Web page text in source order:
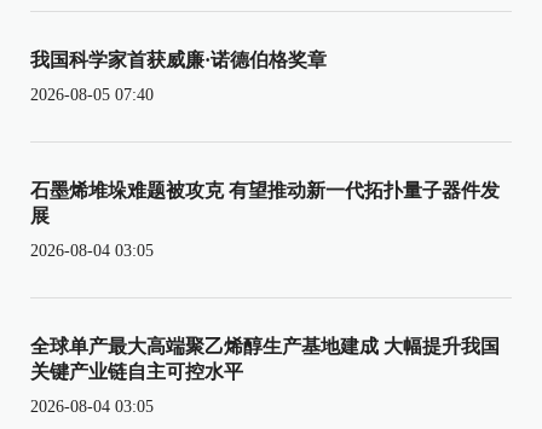
我国科学家首获威廉·诺德伯格奖章
2026-08-05 07:40
石墨烯堆垛难题被攻克 有望推动新一代拓扑量子器件发
展
2026-08-04 03:05
全球单产最大高端聚乙烯醇生产基地建成 大幅提升我国
关键产业链自主可控水平
2026-08-04 03:05